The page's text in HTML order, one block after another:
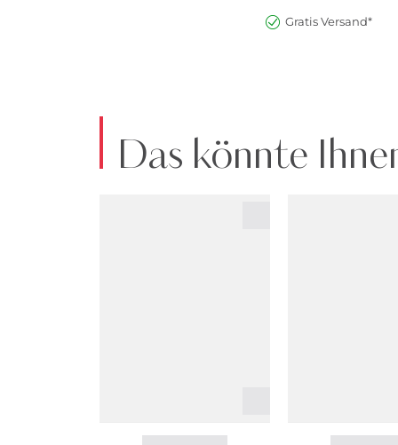
Gratis Versand*
Das könnte